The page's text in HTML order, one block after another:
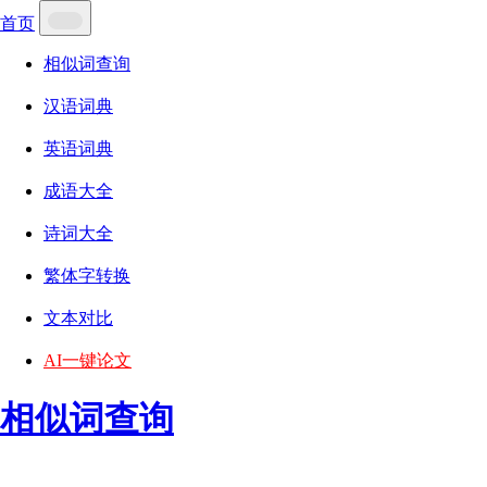
首页
相似词查询
汉语词典
英语词典
成语大全
诗词大全
繁体字转换
文本对比
AI一键论文
相似词查询